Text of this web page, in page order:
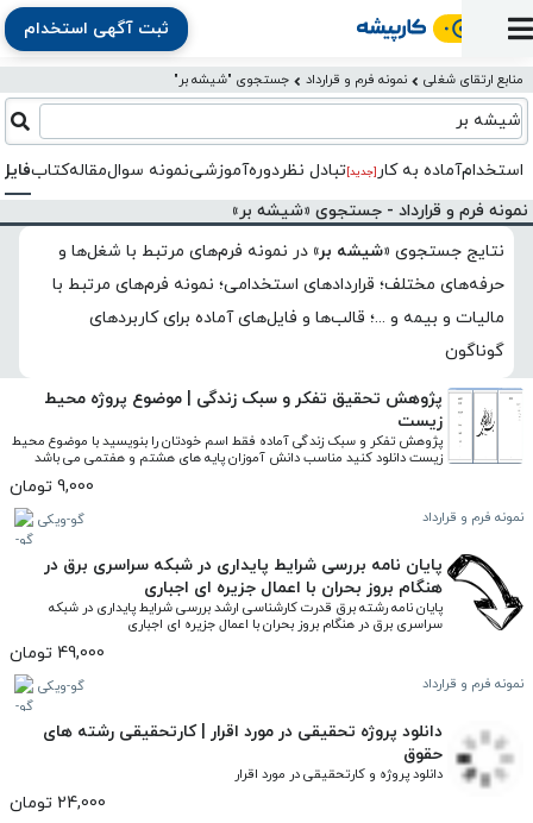
پنل
استخدام
به
کار
ثبت
رزومه
آگهی
آماده
به
کار
ثبت
آگهی
استخدام
نشان
شده‌ها
تبادل
نظر
منابع
ارتقای
شغلی
دوره
آموزشی
مقاله
کتاب
فایل‌و‌قالب
اخبار
استخدام
کارپیشه
جستجوی
کارجویان
(رزومه)
بخش
کارفرمایان
ثبت آگهی استخدام
منابع ارتقای شغلی نمونه فرم و قرارداد جستجوی "شیشه بر"
شیشه بر
استخدامآماده به کار [جدید]تبادل‌ نظردوره‌آموزشینمونه سوالمقالهکتاب
نمونه فرم و قرارداد - جستجوی «شیشه بر»
نتایج جستجوی «شیشه بر» در نمونه فرم‌های مرتبط با شغل‌ها و
حرفه‌های مختلف؛ قراردادهای استخدامی؛ نمونه فرم‌های مرتبط با
مالیات و بیمه و ...؛ قالب‌ها و فایل‌های آماده برای کاربردهای
گوناگون
پژوهش تحقیق تفکر و سبک زندگی | موضوع پروژه محیط
زیست
زیست دانلود کنید مناسب دانش آموزان پایه های هشتم و هفتمی می باشد
9,000 تومان
نمونه فرم و قرارداد گو-ویکی
پایان نامه بررسی شرایط پایداری در شبکه سراسری برق در
هنگام بروز بحران با اعمال جزیره ای اجباری
سراسری برق در هنگام بروز بحران با اعمال جزیره ای اجباری
49,000 تومان
نمونه فرم و قرارداد گو-ویکی
دانلود پروژه تحقیقی در مورد اقرار | کارتحقیقی رشته های
حقوق
دانلود پروژه و کارتحقیقی در مورد اقرار
24,000 تومان